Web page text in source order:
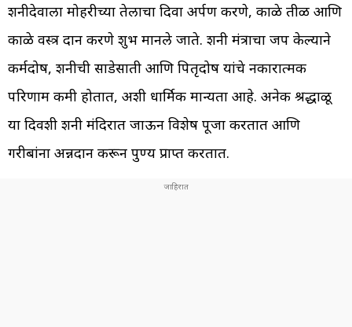
शनीदेवाला मोहरीच्या तेलाचा दिवा अर्पण करणे, काळे तीळ आणि
काळे वस्त्र दान करणे शुभ मानले जाते. शनी मंत्राचा जप केल्याने
कर्मदोष, शनीची साडेसाती आणि पितृदोष यांचे नकारात्मक
परिणाम कमी होतात, अशी धार्मिक मान्यता आहे. अनेक श्रद्धाळू
या दिवशी शनी मंदिरात जाऊन विशेष पूजा करतात आणि
गरीबांना अन्नदान करून पुण्य प्राप्त करतात.